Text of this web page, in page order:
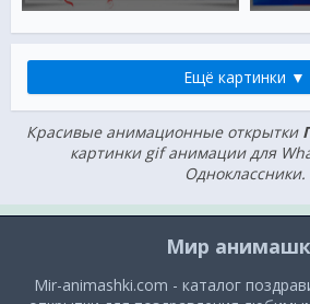
Ещё картинки ▼
Красивые анимационные открытки
картинки gif анимации для
Одноклассники.
Мир
Mir-animashki.com - каталог